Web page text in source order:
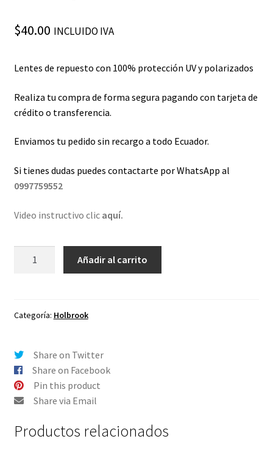
$40.00 INCLUIDO IVA
Lentes de repuesto con 100% protección UV y polarizados
Realiza tu compra de forma segura pagando con tarjeta de
crédito o transferencia.
Enviamos tu pedido sin recargo a todo Ecuador.
Si tienes dudas puedes contactarte por WhatsApp al
0997759552
Video instructivo clic aquí.
Oakley
cantidad
Añadir al carrito
Categoría: Holbrook
Share on Twitter
Share on Facebook
Pin this product
Share via Email
Productos relacionados